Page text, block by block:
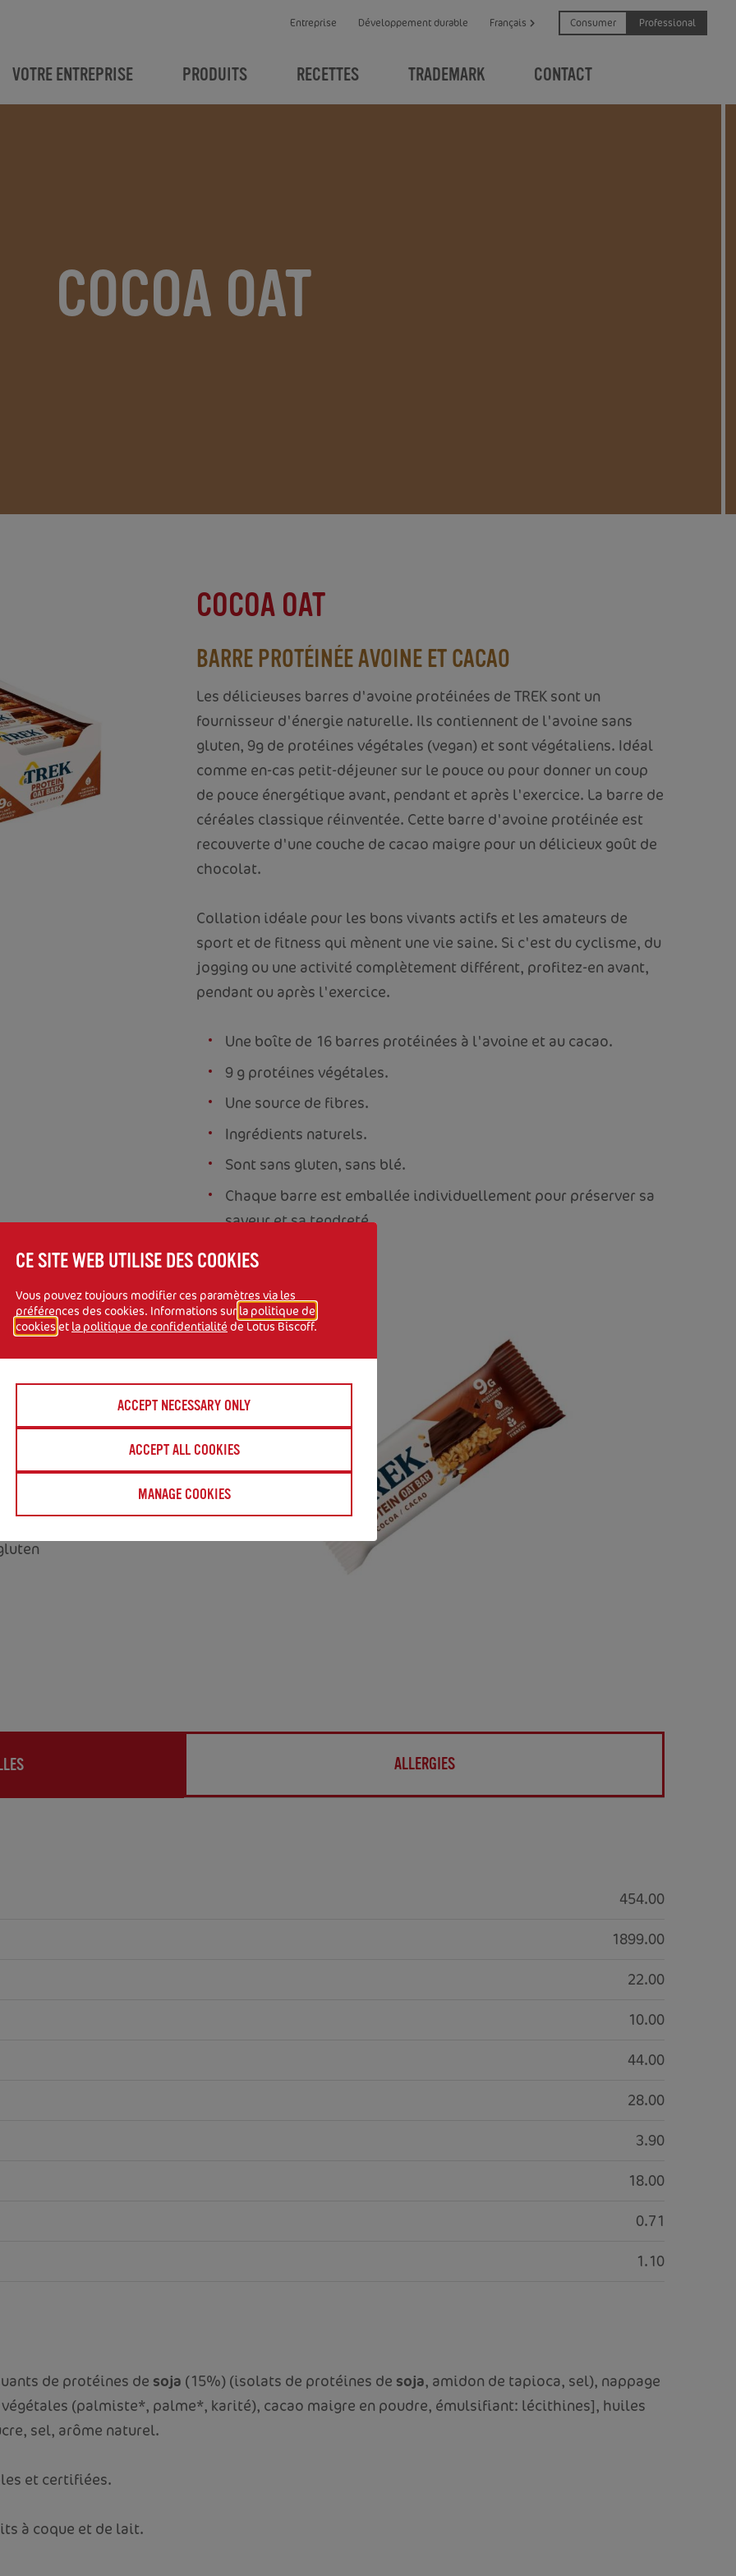
Entreprise Développement durable Français Professional
Consumer
VOTRE ENTREPRISE PRODUITS RECETTES TRADEMARK CONTACT
COCOA OAT
COCOA OAT
BARRE PROTÉINÉE AVOINE ET CACAO
Les délicieuses barres d'avoine protéinées de TREK sont un
fournisseur d'énergie naturelle. Ils contiennent de l'avoine sans
gluten, 9g de protéines végétales (vegan) et sont végétaliens. Idéal
comme en-cas petit-déjeuner sur le pouce ou pour donner un coup
de pouce énergétique avant, pendant et après l'exercice. La barre de
céréales classique réinventée. Cette barre d'avoine protéinée est
recouverte d'une couche de cacao maigre pour un délicieux goût de
chocolat.
Collation idéale pour les bons vivants actifs et les amateurs de
sport et de fitness qui mènent une vie saine. Si c'est du cyclisme, du
jogging ou une activité complètement différent, profitez-en avant,
pendant ou après l'exercice.
Une boîte de 16 barres protéinées à l'avoine et au cacao.
9 g protéines végétales.
Une source de fibres.
Ingrédients naturels.
Sont sans gluten, sans blé.
Chaque barre est emballée individuellement pour préserver sa
saveur et sa tendreté.
cm
frais et sec,
ALLERGIES
454.00
1899.00
22.00
10.00
44.00
28.00
3.90
18.00
0.71
1.10
de protéines de soja (15%) (isolats de protéines de soja, amidon de tapioca, sel), nappage
(palmiste*, palme*, karité), cacao maigre en poudre, émulsifiant: lécithines], huiles
sel, arôme naturel.
et certifiées.
à coque et de lait.
CE SITE WEB UTILISE DES COOKIES
Vous pouvez toujours modifier ces paramètres via les
préférences des cookies. Informations sur la politique de
cookies et la politique de confidentialité de Lotus Biscoff.
ACCEPT NECESSARY ONLY
ACCEPT ALL COOKIES
MANAGE COOKIES